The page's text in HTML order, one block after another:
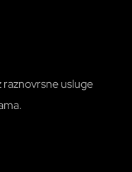
raznovrsne usluge